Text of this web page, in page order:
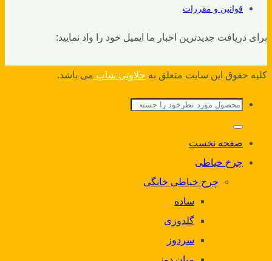
قوانین و مقررات
برای دریافت جدیدترین اخبار ما ایمیل خود را واد نمایید:
کلیه حقوق این سایت متعلق به حلاوتی شاپ می باشد.
جستجو
برای:
صفحه نخست
چرخ خیاطی
چرخ خیاطی خانگی
ساده
گلدوزی
سردوز